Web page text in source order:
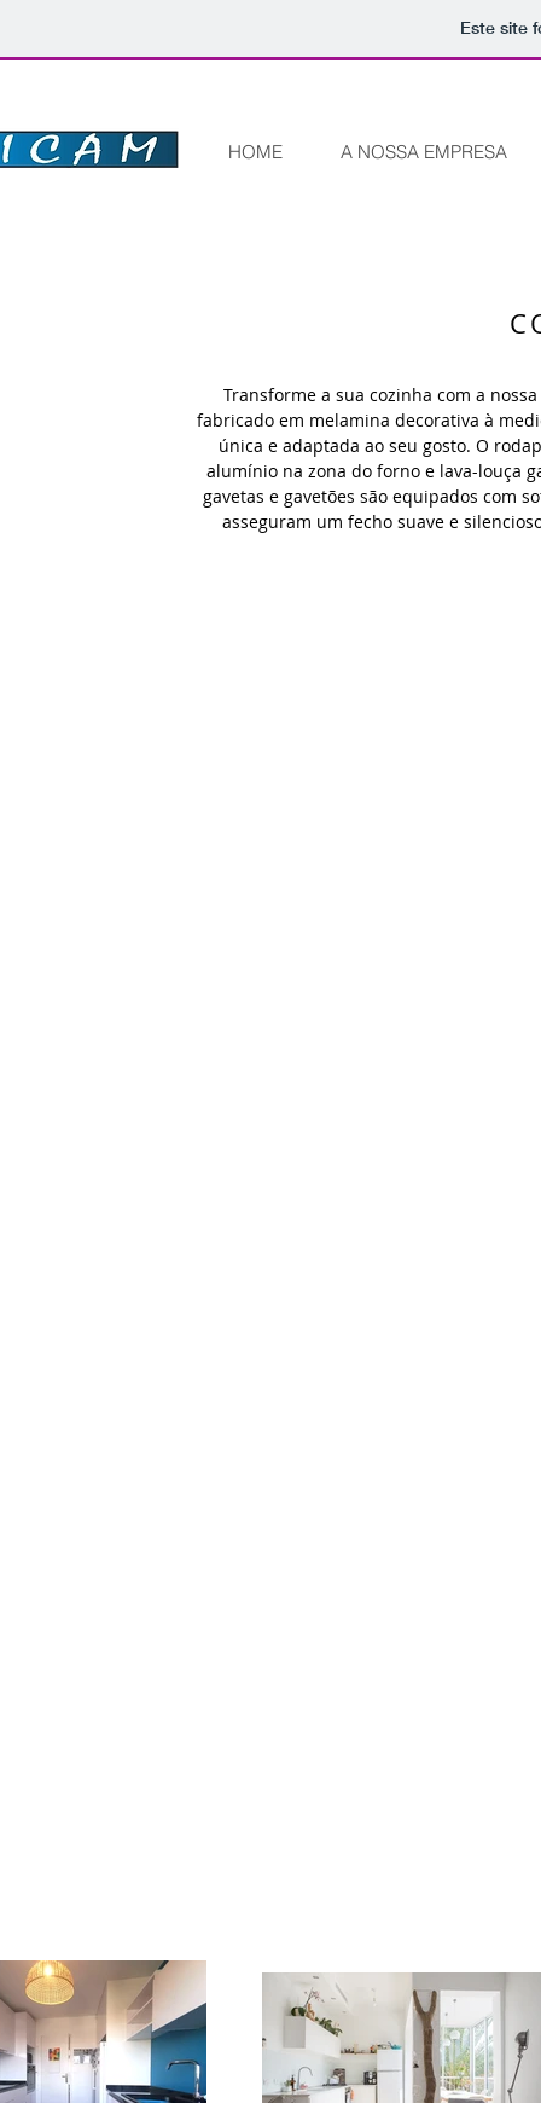
Este site
HOME A NOSSA EMPRESA
Transforme a sua cozinha com a
fabricado em melamina decorativa à
única e adaptada ao seu gosto. O
alumínio na zona do forno e lava-louça
gavetas e gavetões são equipados com
asseguram um fecho suave e